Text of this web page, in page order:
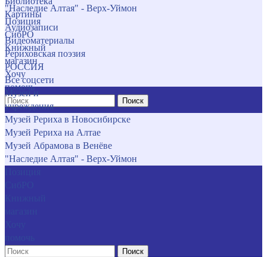
"Наследие Алтая" - Верх-Уймон
Позиция
СибРО
Книжный
магазин
Хочу
помочь
Поиск
Картины
Аудиозаписи
Видеоматериалы
Рериховская поэзия
РОССИЯ
Все соцсети
Музеи и
учреждения
Музей Рериха в Новосибирске
Музей Рериха на Алтае
Музей Абрамова в Венёве
"Наследие Алтая" - Верх-Уймон
Поиск